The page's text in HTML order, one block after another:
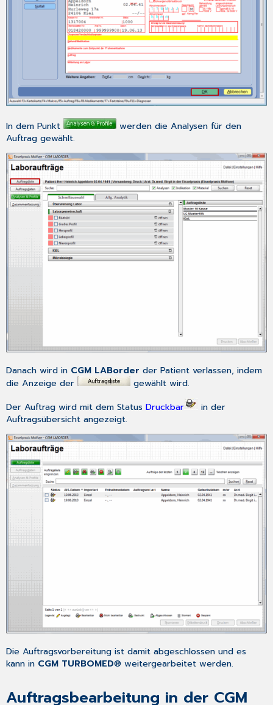
In dem Punkt
werden die Analysen für den
Auftrag gewählt.
Danach wird in CGM LABorder der Patient verlassen, indem
die Anzeige der
gewählt wird.
Der Auftrag wird mit dem StatusDruckbar
in der
Auftragsübersicht angezeigt.
Die Auftragsvorbereitung ist damit abgeschlossen und es
kann in CGM TURBOMED® weitergearbeitet werden.
Auftragsbearbeitung in der CGM